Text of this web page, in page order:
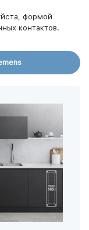
формой
контактов.